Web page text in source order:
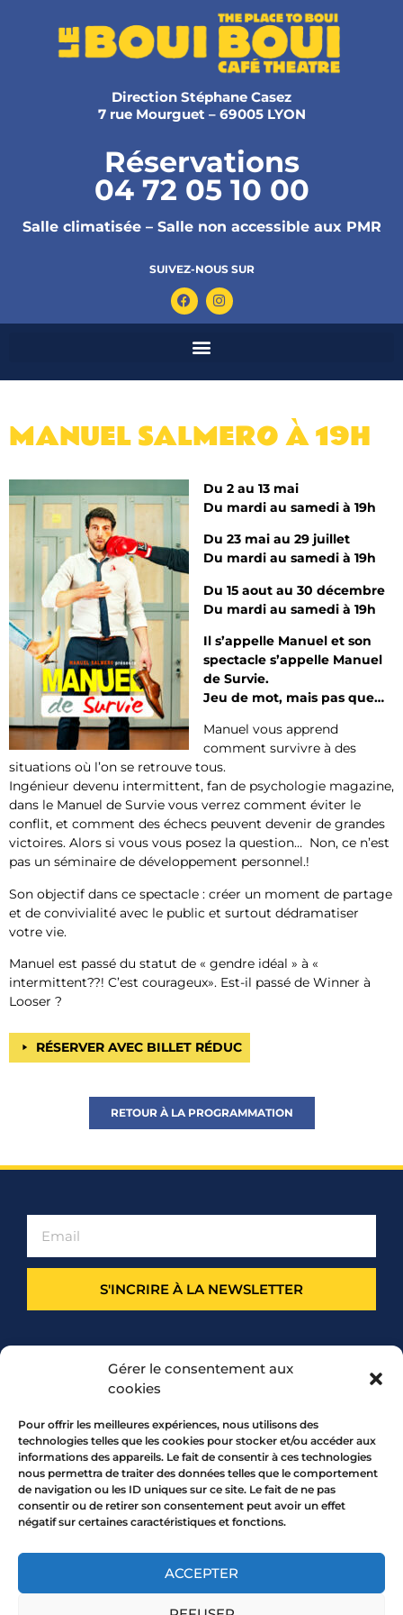
Gérer le consentement aux
cookies
Pour offrir les meilleures expériences, nous utilisons des
technologies telles que les cookies pour stocker et/ou accéder aux
informations des appareils. Le fait de consentir à ces technologies
nous permettra de traiter des données telles que le comportement
de navigation ou les ID uniques sur ce site. Le fait de ne pas
consentir ou de retirer son consentement peut avoir un effet
négatif sur certaines caractéristiques et fonctions.
ACCEPTER
Direction Stéphane Casez
7 rue Mourguet – 69005 LYON
Réservations
04 72 05 10 00
Salle climatisée – Salle non accessible aux PMR
SUIVEZ-NOUS SUR
MANUEL SALMERO À 19H
Du 2 au 13 mai
Du mardi au samedi à 19h
Du 23 mai au 29 juillet
Du mardi au samedi à 19h
Du 15 aout au 30 décembre
Du mardi au samedi à 19h
Il s’appelle Manuel et son
spectacle s’appelle Manuel
de Survie.
Jeu de mot, mais pas que…
Manuel vous apprend
comment survivre à des
situations où l’on se retrouve tous.
Ingénieur devenu intermittent, fan de psychologie magazine,
dans le Manuel de Survie vous verrez comment éviter le
conflit, et comment des échecs peuvent devenir de grandes
victoires. Alors si vous vous posez la question… Non, ce n’est
pas un séminaire de développement personnel.!
Son objectif dans ce spectacle : créer un moment de partage
et de convivialité avec le public et surtout dédramatiser
votre vie.
Manuel est passé du statut de « gendre idéal » à «
intermittent??! C’est courageux». Est-il passé de Winner à
Looser ?
RÉSERVER AVEC BILLET RÉDUC
RETOUR À LA PROGRAMMATION
S'INCRIRE À LA NEWSLETTER